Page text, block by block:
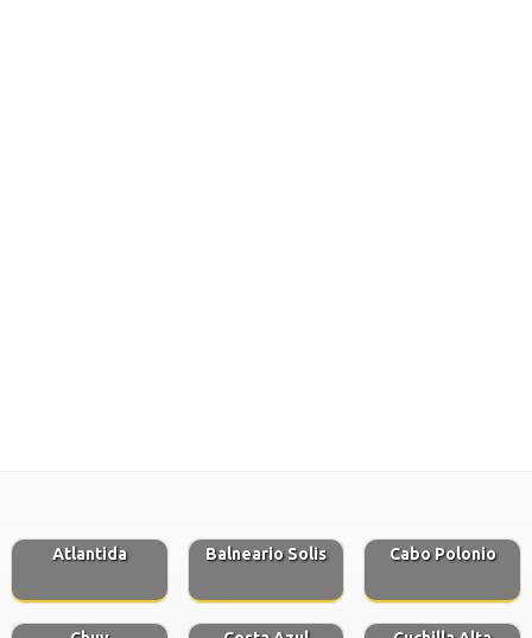
Atlantida Balneario Solis Cabo Polonio